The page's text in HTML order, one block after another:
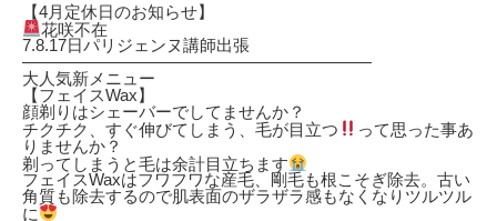
【4月定休日のお知らせ】
花咲不在
7.8.17日パリジェンヌ講師出張
—————————————————————
大人気新メニュー
【フェイスWax】
顔剃りはシェーバーでしてませんか？
チクチク、すぐ伸びてしまう、毛が目立つ
って思った事あ
りませんか？
剃ってしまうと毛は余計目立ちます
フェイスWaxはフワフワな産毛、剛毛も根こそぎ除去。古い
角質も除去するので肌表面のザラザラ感もなくなりツルツル
に